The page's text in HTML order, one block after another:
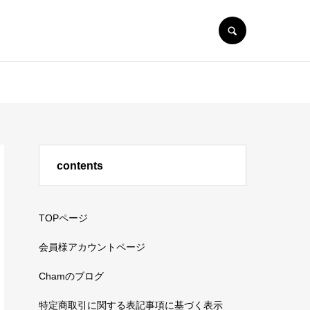
contents
TOPページ
会員様アカウントページ
Chamのブログ
特定商取引に関する表記事項に基づく表示